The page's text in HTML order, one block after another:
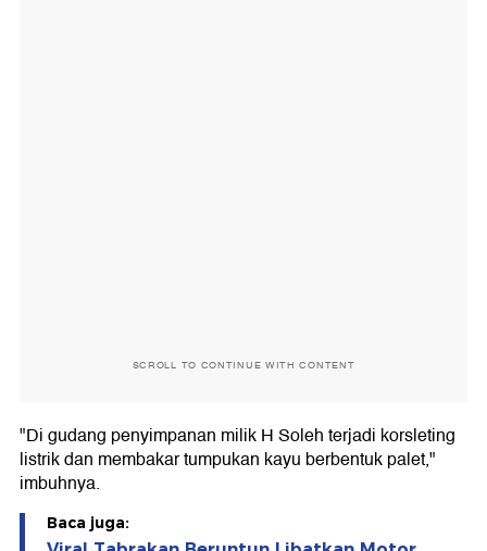
SCROLL TO CONTINUE WITH CONTENT
"Di gudang penyimpanan milik H Soleh terjadi korsleting
listrik dan membakar tumpukan kayu berbentuk palet,"
imbuhnya.
Baca juga: